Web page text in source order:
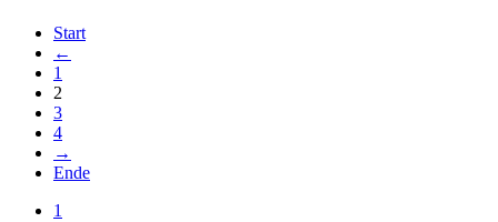
Start
←
1
2
3
4
→
Ende
1